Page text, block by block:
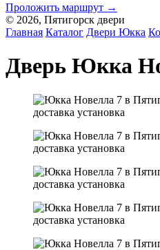
Проложить маршрут →
© 2026, Пятигорск двери
Главная Каталог Двери Юкка
Дверь Юкка